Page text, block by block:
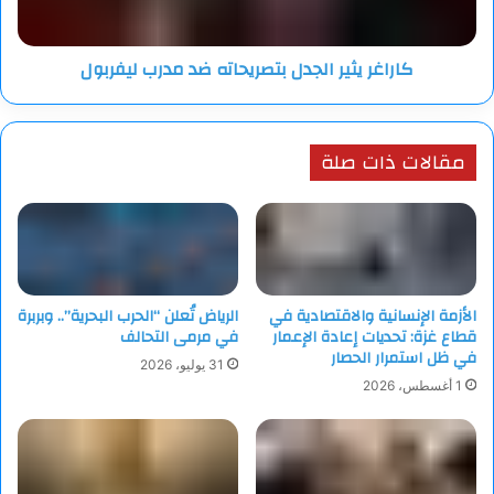
بلدك” و”اليابان لا تحتاج إلى مساجد”.
الخلافات السابقة مع المجتمع المحلي حول قضايا مثل مواقف
السيارات في الشوارع، تراجعت حدة التوترات بفضل التعاون
المستمر مع السلطات المحلية والشرطة.
وفضلا عن ذلك، يمثل المسجد مركزا لتعليم المهاجرين الجدد العادات
والتقاليد اليابانية، مثل نظام جمع القمامة ونظام المعاشات
التقاعدية.
وأضاف المسؤول: “لقد سعينا دائما لضمان أن يكون المسجد جسرا
للتواصل مع المجتمع المحلي. ورغم هذه الجهود، قفزت معدلات عدم
ومن جانبه، قال طالب جامعي باكستاني يرتاد المسجد للصلاة:
“أشخاص لا يعرف بعضهم بعضا يثيرون جلبة واسعة على وسائل
كاراغر يثير الجدل بتصريحاته ضد مدرب ليفربول
مقالات ذات صلة
الأزمة الإنسانية والاقتصادية في
قطاع غزة: تحديات إعادة الإعمار
في ظل استمرار الحصار
1 أغسطس، 2026
الرياض تُعلن “الحرب البحرية”.. وبربرة
في مرمى التحالف
31 يوليو، 2026